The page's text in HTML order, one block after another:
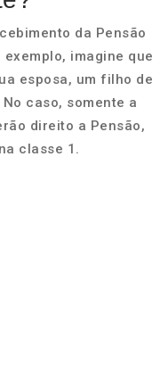
da Pensão
imagine que
esposa, um filho de
caso, somente a
direito a Pensão,
classe 1.